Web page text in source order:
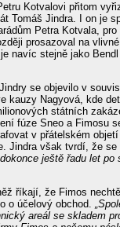
Kotvalovi přitom
Tomáš Jindra. I on je
Petra Kotvala,
prosazoval na
navíc stejně jako
se objevilo v
kauzy Nagyová, kde
státních
fúze Sneo a Fimosu
v přátelském
Jindra však tvrdí, že
ještě řadu let
říkají, že Fimos
o účelový obchod.
areál se skladem